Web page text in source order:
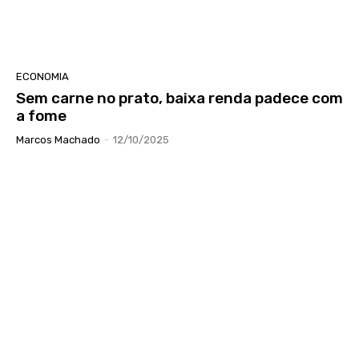
ECONOMIA
Sem carne no prato, baixa renda padece com
a fome
Marcos Machado - 12/10/2025